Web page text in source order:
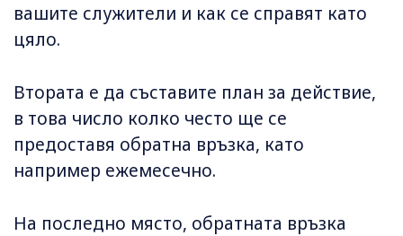
вашите служители и как се справят като
цяло.
Втората е да съставите план за действие,
в това число колко често ще се
предоставя обратна връзка, като
например ежемесечно.
На последно място, обратната връзка